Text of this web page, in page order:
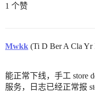
1 个赞
Mwkk (Ti D Ber A Cla Yr
能正常下线，手工 store
服务，日志已经正常报